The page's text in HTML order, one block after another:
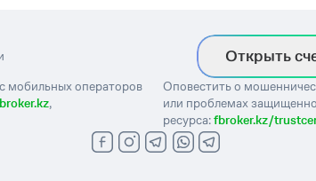
Открыть
мобильных операторов
,
Оповестить о
или проблемах
ресурса:fbroker.kz/